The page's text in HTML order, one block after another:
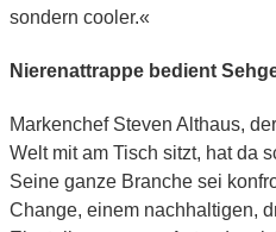
sondern cooler.«
Nierenattrappe bedient
Markenchef Steven Althaus,
Welt mit am Tisch sitzt, hat da
Seine ganze Branche sei
Change, einem nachhaltigen,